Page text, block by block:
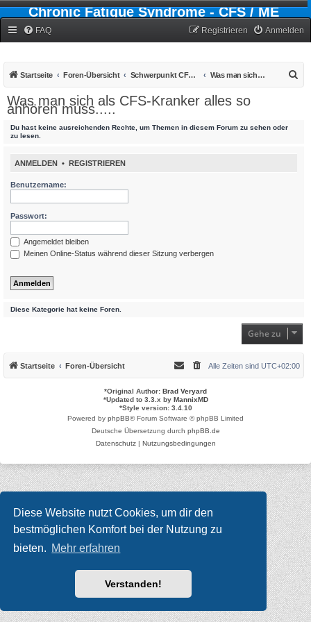
Diese Website nutzt Cookies, um dir den
bestmöglichen Komfort bei der Nutzung zu
bieten. Mehr erfahren
Verstanden!
Chronic Fatigue Syndrome - CFS / ME
FAQ Anmelden
Registrieren
Startseite Foren-Übersicht Schwerpunkt CFS - Chronic-Fatigue-Syndrom Was man sich als CFS-Kranker alles so anhören muss.....
Was man sich als CFS-Kranker alles so
anhören muss.....
Du hast keine ausreichenden Rechte, um Themen in diesem Forum zu sehen oder
zu lesen.
ANMELDEN • REGISTRIEREN
Benutzername:
Passwort:
Angemeldet bleiben
Meinen Online-Status während dieser Sitzung verbergen
Diese Kategorie hat keine Foren.
Gehe zu
Startseite Foren-Übersicht Alle Zeiten sind UTC+02:00
*Original Author: Brad Veryard
*Updated to 3.3.x by MannixMD
*Style version: 3.4.10
Powered by phpBB® Forum Software © phpBB Limited
Deutsche Übersetzung durch phpBB.de
Datenschutz| Nutzungsbedingungen